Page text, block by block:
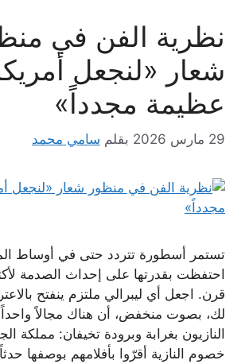
نظرية الفن في
شعار «لنجعل
عظيمة مجدداً»
29 مارس 2026 بقلم سامي محمد
تستمر أسطورة تتردد حتى في أوساط
احتفظت بقدرتها على إحداث الصدمة
قرن. اجعل أي ليبرالي ملتزم ينفتح
لك، بصوت منخفض، أن هناك مجالاً
النازيون بغرابة وبرودة تخيفان: مملكة
خصوم النازية أقرّوا بأفلامهم بوصفها حدثاً